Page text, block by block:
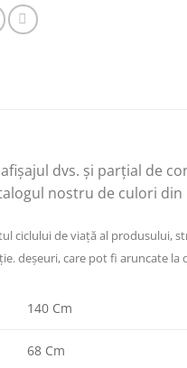
dvs. și parțial de
nostru de culori din
ciclului de viață al produsului,
deșeuri, care pot fi aruncate la
140 Cm
68 Cm